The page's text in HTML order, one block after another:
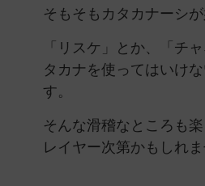
そもそもカタカナーシ
「リスケ」とか、「チ
タカナを使ってはいけ
す。
そんな滑稽なところも
レイヤー次第かもしれま